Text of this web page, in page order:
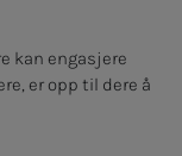
kan engasjere
er opp til dere å